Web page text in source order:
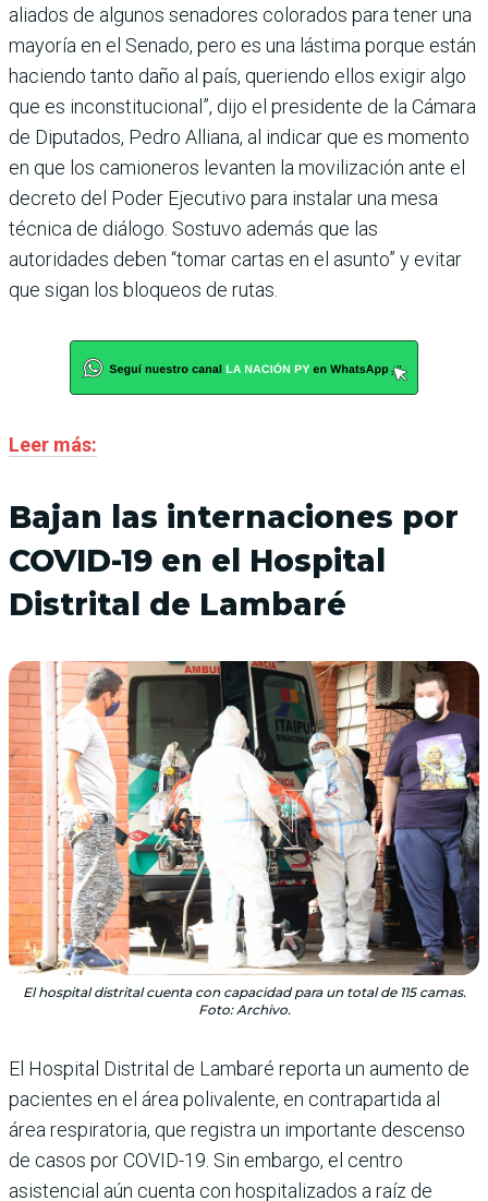
aliados de algunos senadores colorados para tener una
mayoría en el Senado, pero es una lástima porque están
haciendo tanto daño al país, queriendo ellos exigir algo
que es inconstitucional”, dijo el presidente de la Cámara
de Diputados, Pedro Alliana, al indicar que es momento
en que los camioneros levanten la movilización ante el
decreto del Poder Ejecutivo para instalar una mesa
técnica de diálogo. Sostuvo además que las
autoridades deben “tomar cartas en el asunto” y evitar
que sigan los bloqueos de rutas.
Leer más:
Bajan las internaciones por
COVID-19 en el Hospital
Distrital de Lambaré
El hospital distrital cuenta con capacidad para un total de 115 camas.
Foto: Archivo.
El Hospital Distrital de Lambaré reporta un aumento de
pacientes en el área polivalente, en contrapartida al
área respiratoria, que registra un importante descenso
de casos por COVID-19. Sin embargo, el centro
asistencial aún cuenta con hospitalizados a raíz de